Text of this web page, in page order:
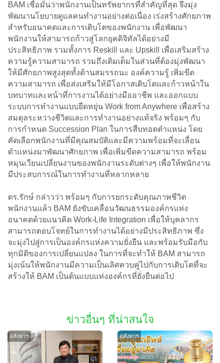
BAM เชื่อมั่นว่าพนักงานเป็นทรัพยากรที่สำคัญที่สุด จึงมุ่ง
พัฒนานโยบายดูแลคนทำงานอย่างต่อเนื่อง เร่งสร้างศักยภาพ
สำหรับอนาคตและการเติบโตของพนักงาน เพื่อพัฒนา
พนักงานให้สามารถก้าวสู่โลกยุคดิจิทัลได้อย่างมี
ประสิทธิภาพ รวมทั้งการ Reskill และ Upskill เพื่อเสริมสร้าง
ความรู้ความสามารถ รวมถึงเติมเต็มในส่วนที่ต้องมุ่งพัฒนา
ให้มีศักยภาพสูงสุดทั้งด้านสมรรถนะ องค์ความรู้ เพิ่มขีด
ความสามารถ เพื่อส่งเสริมให้มีโอกาสเติบโตและก้าวหน้าใน
บทบาทและหน้าที่การงานได้อย่างมืออาชีพ และออกแบบ
ระบบการทำงานแบบยืดหยุ่น Work from Anywhere เพื่อสร้าง
สมดุลระหว่างชีวิตและการทำงานอย่างแท้จริง พร้อมๆ กับ
การกำหนด Succession Plan ในการสืบทอดตำแหน่ง โดย
คัดเลือกพนักงานที่มีคุณสมบัติและมีความพร้อมที่จะเลื่อน
ตำแหน่งมาพัฒนาศักยภาพ เพื่อเพิ่มขีดความสามารถ พร้อม
หมุนเวียนเปลี่ยนงานของพนักงานระดับต่างๆ เพื่อให้พนักงาน
มีประสบการณ์ในการทำงานที่หลากหลาย
ดร.รักษ์ กล่าวว่า พร้อมๆ กับการยกระดับคุณภาพชีวิต
พนักงานแล้ว BAM ยังขับเคลื่อนวัฒนธรรมองค์กรแห่ง
อนาคตด้วยแนวคิด Work-Life Integration เพื่อให้บุคลากร
สามารถตอบโจทย์ในการทำงานได้อย่างมีประสิทธิภาพ ซึ่ง
จะมุ่งไปสู่การเป็นองค์กรแห่งความยั่งยืน และพร้อมรับมือกับ
ทุกมิติของการเปลี่ยนแปลง ในการที่จะทำให้ BAM สามารถ
มุ่งเน้นให้พนักงานมีความเป็นเลิศควบคู่ไปกับการเติบโตที่จะ
สร้างให้ BAM เป็นต้นแบบแห่งองค์กรที่ยั่งยืนต่อไป
ข่าวอื่นๆ ที่น่าสนใจ
อสังหาฯ อสังหาฯ